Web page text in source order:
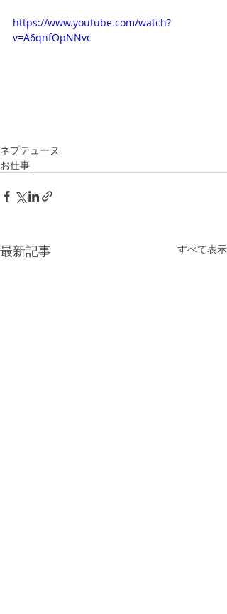
https://www.youtube.com/watch?
v=A6qnfOpNNvc
ネプテューヌ
お仕事
最新記事 すべて表示